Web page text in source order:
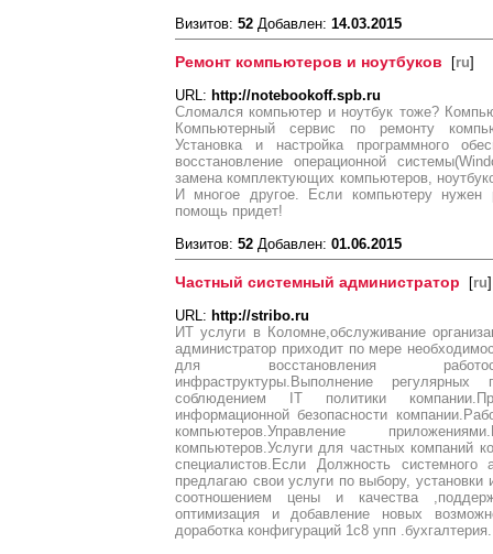
Визитов: 52 Добавлен: 14.03.2015
Ремонт компьютеров и ноутбуков [ru]
URL: http://notebookoff.spb.ru
Сломался компьютер и ноутбук тоже?
Компьютерный сервис по ремонту
Установка и настройка программного
восстановление операционной
замена комплектующих компьютеров,
И многое другое. Если компьютеру нужен
помощь придет!
Визитов: 52 Добавлен: 01.06.2015
Частный системный администратор [ru]
URL: http://stribo.ru
ИТ услуги в Коломне,обслуживание
администратор приходит по мере
для восстановления
инфраструктуры.Выполнение
соблюдением IT политики
информационной безопасности
компьютеров.Управление
компьютеров.Услуги для частных компаний
специалистов.Если Должность системного
предлагаю свои услуги по выбору,
соотношением цены и качества
оптимизация и добавление новых
доработка конфигураций 1с8 упп .бухгалтерия.